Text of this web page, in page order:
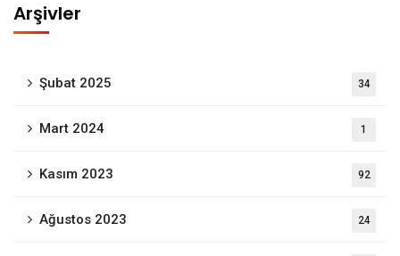
Arşivler
Şubat 2025 34
Mart 2024 1
Kasım 2023 92
Ağustos 2023 24